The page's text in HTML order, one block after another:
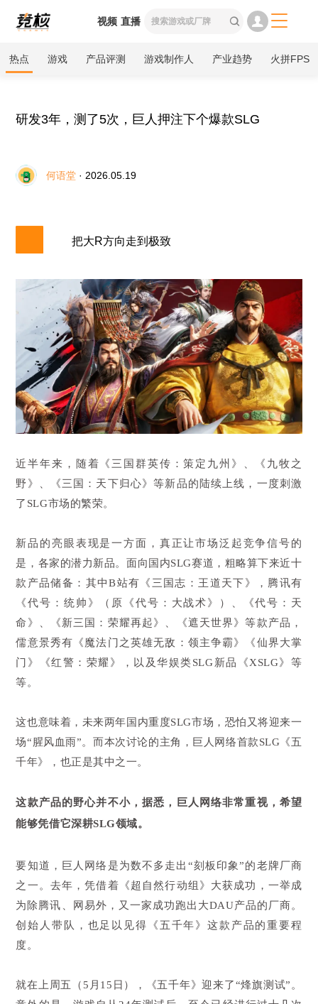
视频 直播  
热点 游戏 产品评测 游戏制作人 产业趋势 火拼FPS
研发3年，测了5次，巨人押注下个爆款SLG
何语堂 · 2026.05.19
把大R方向走到极致
近半年来，随着《三国群英传：策定九州》、《九牧之
野》、《三国：天下归心》等新品的陆续上线，一度刺激
了SLG市场的繁荣。
新品的亮眼表现是一方面，真正让市场泛起竞争信号的
是，各家的潜力新品。面向国内SLG赛道，粗略算下来近十
款产品储备：其中B站有《三国志：王道天下》，腾讯有
《代号：统帅》（原《代号：大战术》）、《代号：天
命》、《新三国：荣耀再起》、《遮天世界》等款产品，
儒意景秀有《魔法门之英雄无敌：领主争霸》《仙界大掌
门》《红警：荣耀》，以及华娱类SLG新品《XSLG》等
等。
这也意味着，未来两年国内重度SLG市场，恐怕又将迎来一
场“腥风血雨”。而本次讨论的主角，巨人网络首款SLG《五
千年》，也正是其中之一。
这款产品的野心并不小，据悉，巨人网络非常重视，希望
能够凭借它深耕SLG领域。
要知道，巨人网络是为数不多走出“刻板印象”的老牌厂商
之一。去年，凭借着《超自然行动组》大获成功，一举成
为除腾讯、网易外，又一家成功跑出大DAU产品的厂商。
创始人带队，也足以见得《五千年》这款产品的重要程
度。
就在上周五（5月15日），《五千年》迎来了“烽旗测试”。